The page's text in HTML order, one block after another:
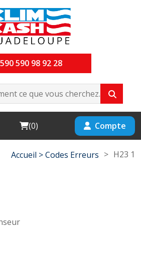
590 98 92 28
Cart
(0) Compte
Accueil >Codes Erreurs > H23 1